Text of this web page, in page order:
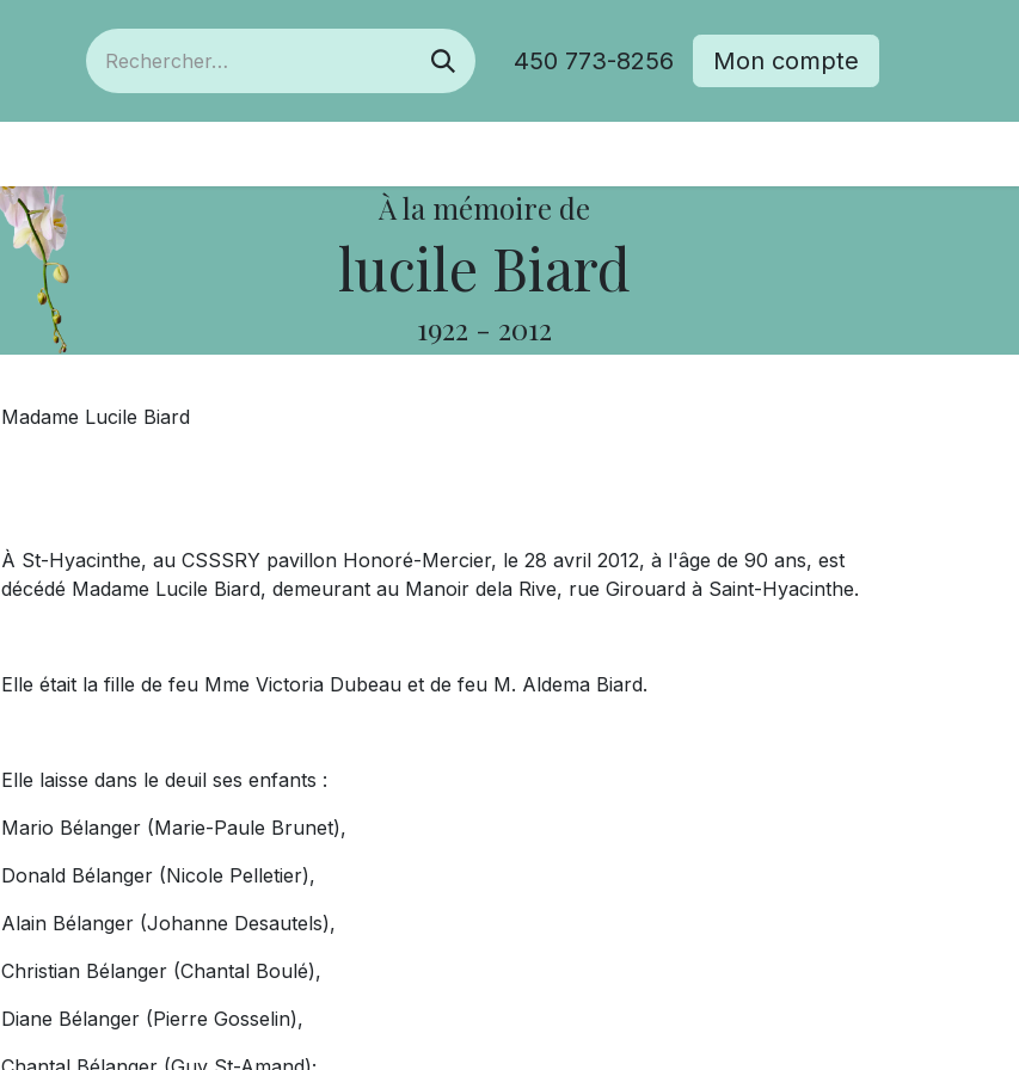
450 773-8256 Mon compte
À la mémoire de
lucile Biard
1922 - 2012
Madame Lucile Biard
À St-Hyacinthe, au CSSSRY pavillon Honoré-Mercier, le 28 avril 2012, à l'âge de 90 ans, est
décédé Madame Lucile Biard, demeurant au Manoir dela Rive, rue Girouard à Saint-Hyacinthe.
Elle était la fille de feu Mme Victoria Dubeau et de feu M. Aldema Biard.
Elle laisse dans le deuil ses enfants :
Mario Bélanger (Marie-Paule Brunet),
Donald Bélanger (Nicole Pelletier),
Alain Bélanger (Johanne Desautels),
Christian Bélanger (Chantal Boulé),
Diane Bélanger (Pierre Gosselin),